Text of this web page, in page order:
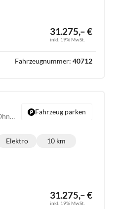
31.275,– €
inkl. 19% MwSt.
Fahrzeugnummer: 40712
Endurance *VORLAUF* 175,-€ monatlich* 36 Monate* Ohne Kilometerbegrenzung*
31.275,– €
inkl. 19% MwSt.
Kraftstoff:
Elektro
Kilometerstand:
10 km
Fahrzeug parken